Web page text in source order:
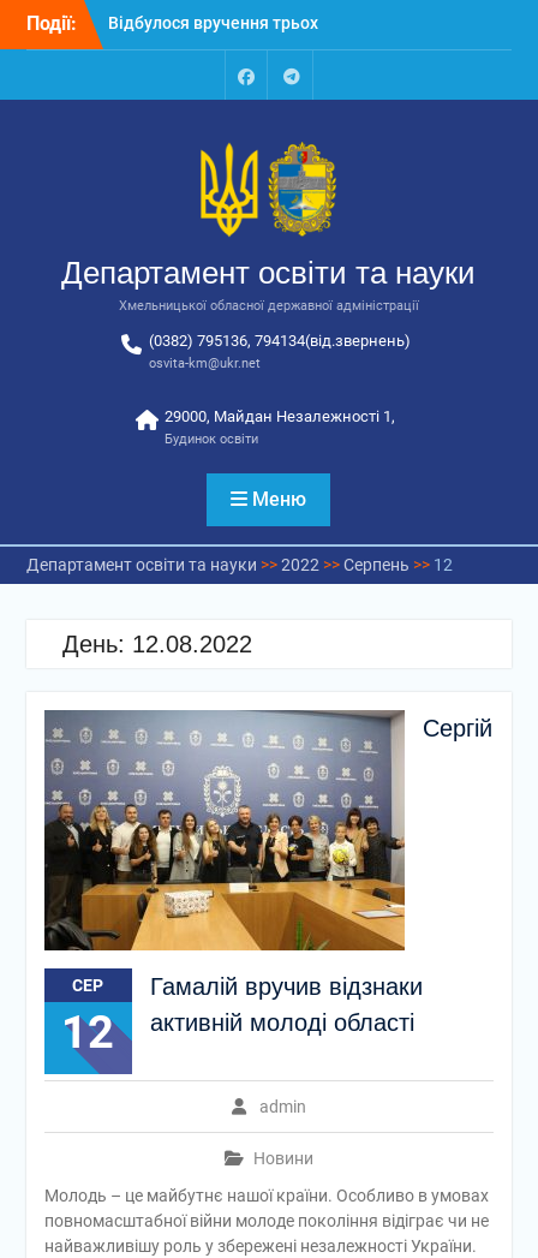
Перейти
Події:
Відбулося вручення трьох
автобусів для потреб
Відбулося засідання
освіти та науки обласної
державної адміністрації
Відбулась обласна
національно-патріотичне
виховання
FacebookTalegram
Департамент освіти та науки
Хмельницької обласної державної адміністрації
(0382) 795136, 794134(від.звернень)
osvita-km@ukr.net
29000, Майдан Незалежності 1,
Будинок освіти
Меню
Департамент освіти та науки >>2022 >>Серпень >> 12
День: 12.08.2022
СЕР
12
Сергій
Гамалій вручив відзнаки
активній молоді області
admin
Новини
Молодь – це майбутнє нашої країни. Особливо в умовах
повномасштабної війни молоде покоління відіграє чи не
найважливішу роль у збережені незалежності України.